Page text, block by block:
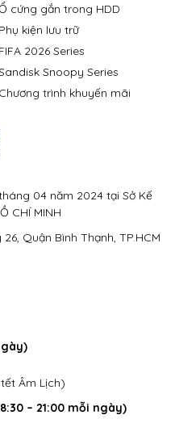
cứng gắn trong HDD
Phụ kiện lưu trữ
FIFA 2026 Series
Snoopy Series
Chương trình khuyến mãi
04 năm 2024 tại Sở Kế
CHÍ MINH
Quận Bình Thạnh, TP.HCM
Âm Lịch)
– 21:00 mỗi ngày)